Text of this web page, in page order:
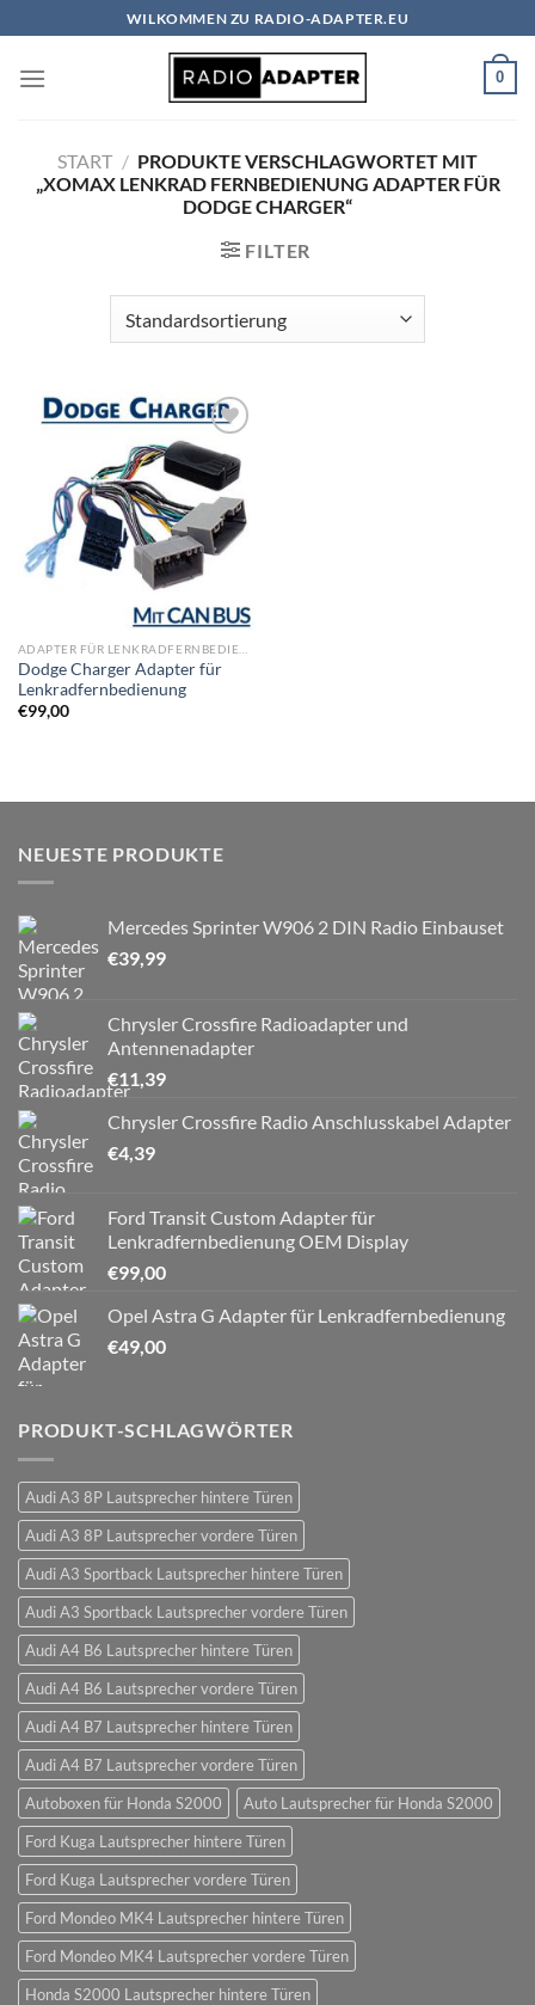
Inhalt
springen
WILKOMMEN ZU RADIO-ADAPTER.EU
0
START / PRODUKTE VERSCHLAGWORTET MIT
„XOMAX LENKRAD FERNBEDIENUNG ADAPTER FÜR
DODGE CHARGER“
FILTER
Zu
Wunschliste
hinzufügen
Dodge Charger Adapter für
Lenkradfernbedienung
€99,00
NEUESTE PRODUKTE
Mercedes Sprinter W906 2 DIN Radio Einbauset
€39,99
Chrysler Crossfire Radioadapter und
Antennenadapter
€11,39
Chrysler Crossfire Radio Anschlusskabel Adapter
€4,39
Ford Transit Custom Adapter für
Lenkradfernbedienung OEM Display
€99,00
Opel Astra G Adapter für Lenkradfernbedienung
€49,00
PRODUKT-SCHLAGWÖRTER
Audi A3 8P Lautsprecher hintere Türen
Audi A3 8P Lautsprecher vordere Türen
Audi A3 Sportback Lautsprecher hintere Türen
Audi A3 Sportback Lautsprecher vordere Türen
Audi A4 B6 Lautsprecher hintere Türen
Audi A4 B6 Lautsprecher vordere Türen
Audi A4 B7 Lautsprecher hintere Türen
Audi A4 B7 Lautsprecher vordere Türen
Autoboxen für Honda S2000
Auto Lautsprecher für Honda S2000
Ford Kuga Lautsprecher hintere Türen
Ford Kuga Lautsprecher vordere Türen
Ford Mondeo MK4 Lautsprecher hintere Türen
Ford Mondeo MK4 Lautsprecher vordere Türen
Honda S2000 Lautsprecher hintere Türen